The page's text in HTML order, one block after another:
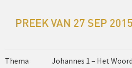
PREEK VAN 27 SEP 2015
Thema Johannes 1 – Het